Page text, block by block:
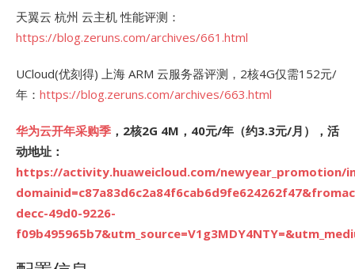
天翼云 杭州 云主机 性能评测：
https://blog.zeruns.com/archives/661.html
UCloud(优刻得) 上海 ARM 云服务器评测，2核4G仅需152元/
年： https://blog.zeruns.com/archives/663.html
华为云开年采购季 ，2核2G 4M，40元/年（约3.3元/月），活
动地址：
https://activity.huaweicloud.com/newyear_promotion/
decc-49d0-9226-